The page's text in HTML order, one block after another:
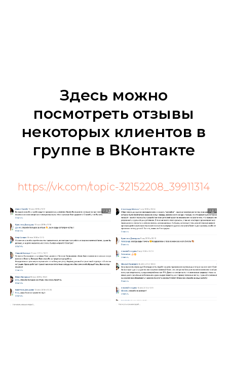
Здесь можно
посмотреть отзывы
некоторых клиентов в
группе в ВКонтакте
https://vk.com/topic-32152208_39911314